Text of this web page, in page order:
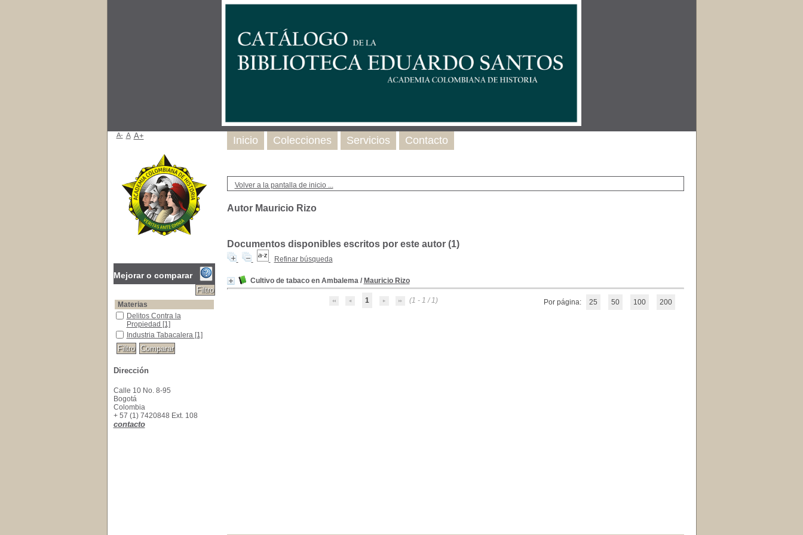
Volver a la pantalla de inicio ...
Autor Mauricio Rizo
Documentos disponibles escritos por este autor (1)
Refinar búsqueda
Cultivo de tabaco en Ambalema/ Mauricio Rizo
1 (1 - 1 / 1) Por página: 25 50 100 200
Inicio Colecciones Servicios Contacto
A- A A+
Mejorar o comparar
Materias
Delitos Contra la Propiedad
Delitos Contra la
Propiedad [1]
Industria Tabacalera
Industria Tabacalera [1]
Dirección
Calle 10 No. 8-95
Bogotá
Colombia
+ 57 (1) 7420848 Ext. 108
contacto